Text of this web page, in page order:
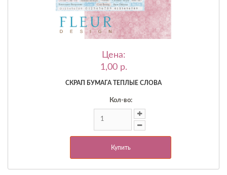
Цена:
1,00 p.
СКРАП БУМАГА ТЕПЛЫЕ СЛОВА
Кол-во:
Купить